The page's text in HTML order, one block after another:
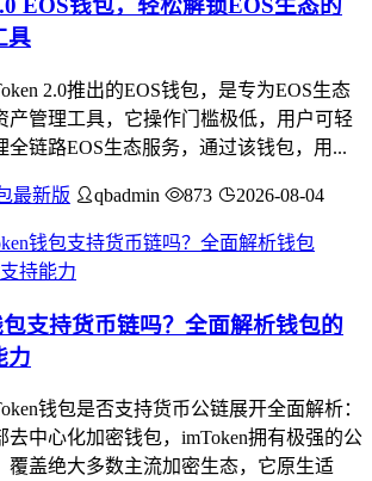
EOS钱包，轻松解锁EOS生态的
具
2.0推出的EOS钱包，是专为EOS生态
产管理工具，它操作门槛极低，用户可轻
全链路EOS生态服务，通过该钱包，用...
最新版 qbadmin 873 2026-08-04
支持货币链吗？全面解析钱包的
力
钱包是否支持货币公链展开全面解析：
去中心化加密钱包，imToken拥有极强的公
覆盖绝大多数主流加密生态，它原生适